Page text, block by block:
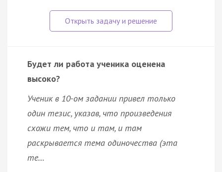
Будет ли работа ученика оценена
высоко?
Ученик в 10-ом задании привел только
один тезис, указав, что произведения
схожи тем, что и там, и там
раскрывается тема одиночества (эта
те…